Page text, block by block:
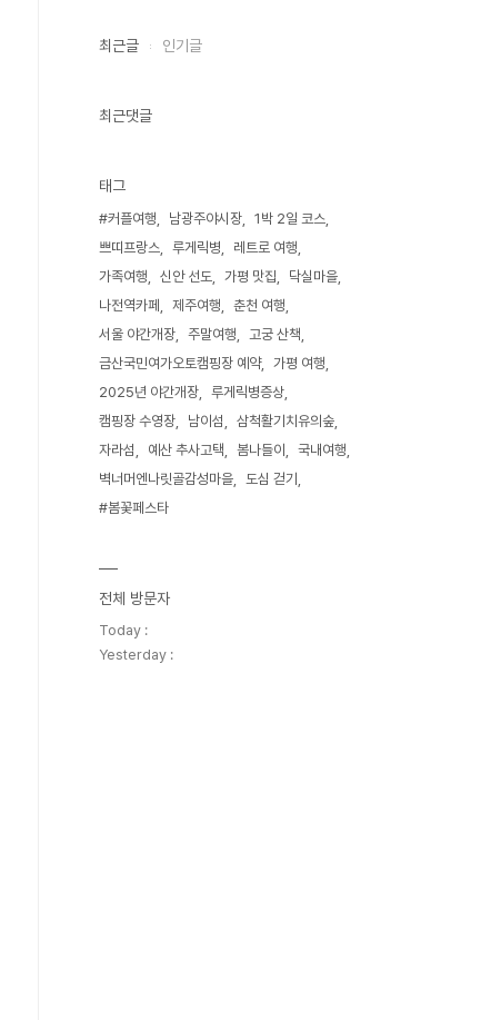
최근글 인기글
최근댓글
태그
#커플여행 남광주야시장
1박 2일 코스
쁘띠프랑스
루게릭병
레트로 여행
가족여행
신안 선도 가평 맛집
닥실마을
나전역카페
제주여행
춘천 여행
서울 야간개장
주말여행
고궁 산책
금산국민여가오토캠핑장 예약
가평 여행
2025년 야간개장
루게릭병증상
캠핑장 수영장
남이섬
삼척활기치유의숲
자라섬
예산 추사고택 봄나들이
국내여행
벽너머엔나릿골감성마을
도심 걷기
#봄꽃페스타
전체 방문자
Today :
Yesterday :